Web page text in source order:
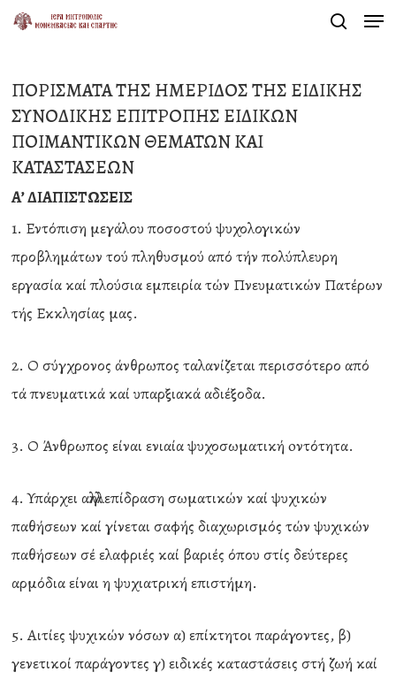
Skip
content
ΠΟΡΙΣΜΑΤΑ ΤΗΣ ΗΜΕΡΙΔΟΣ ΤΗΣ ΕΙΔΙΚΗΣ
ΣΥΝΟΔΙΚΗΣ ΕΠΙΤΡΟΠΗΣ ΕΙΔΙΚΩΝ
ΠΟΙΜΑΝΤΙΚΩΝ ΘΕΜΑΤΩΝ ΚΑΙ
ΚΑΤΑΣΤΑΣΕΩΝ
Α’ ΔΙΑΠΙΣΤΩΣΕΙΣ
1. Εντόπιση μεγάλου ποσοστού ψυχολογικών
προβλημάτων τού πληθυσμού από τήν πολύπλευρη
εργασία καί πλούσια εμπειρία τών Πνευματικών Πατέρων
τής Εκκλησίας μας.
2. Ο σύγχρονος άνθρωπος ταλανίζεται περισσότερο από
τά πνευματικά καί υπαρξιακά αδιέξοδα.
3. Ο Άνθρωπος είναι ενιαία ψυχοσωματική oντότητα.
4. Υπάρχει αλληλεπίδραση σωματικών καί ψυχικών
παθήσεων καί γίνεται σαφής διαχωρισμός τών ψυχικών
παθήσεων σέ ελαφριές καί βαριές όπου στίς δεύτερες
αρμόδια είναι η ψυχιατρική επιστήμη.
5. Αιτίες ψυχικών νόσων α) επίκτητοι παράγοντες, β)
γενετικοί παράγοντες γ) ειδικές καταστάσεις στή ζωή καί
Menu